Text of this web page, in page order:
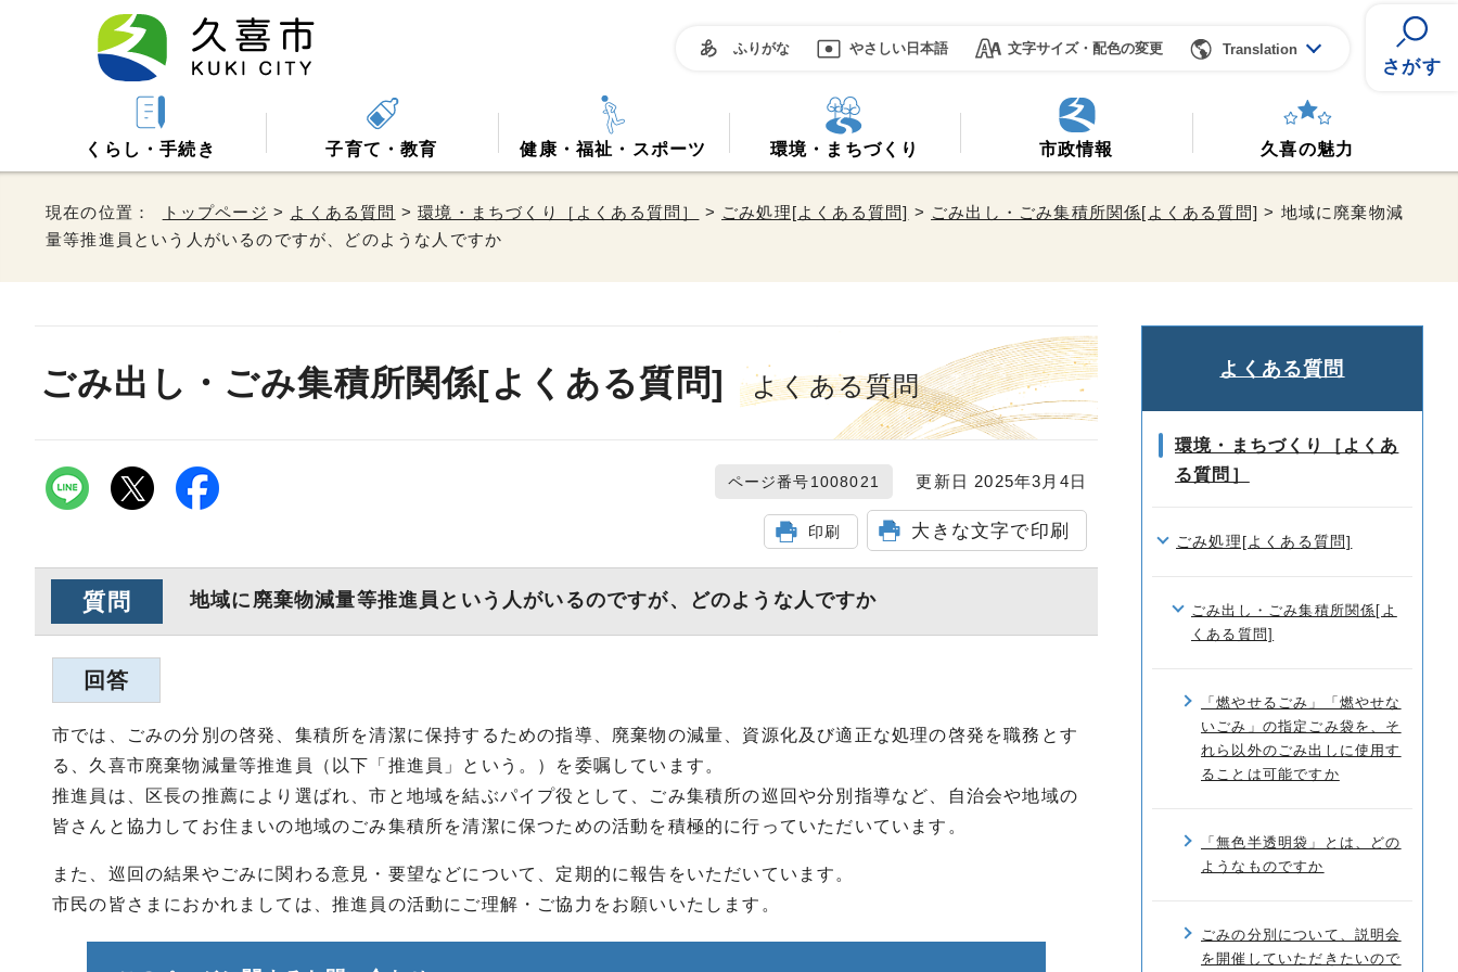
ふりがな やさしい日本語 文字サイズ・配色の変更 Translation
さがす
くらし・手続き 子育て・教育 健康・福祉・スポーツ 環境・まちづくり 市政情報 久喜の魅力
現在の位置： トップページ > よくある質問 >環境・まちづくり［よくある質問］ > ごみ処理[よくある質問] > ごみ出し・ごみ集積所関係[よくある質問] > 地域に廃棄物減
量等推進員という人がいるのですが、どのような人ですか
ごみ出し・ごみ集積所関係[よくある質問] よくある質問
ページ番号1008021 更新日 2025年3月4日
印刷 大きな文字で印刷
質問 地域に廃棄物減量等推進員という人がいるのですが、どのような人ですか
回答
市では、ごみの分別の啓発、集積所を清潔に保持するための指導、廃棄物の減量、資源化及び適正な処理の啓発を職務とす
る、久喜市廃棄物減量等推進員（以下「推進員」という。）を委嘱しています。
推進員は、区長の推薦により選ばれ、市と地域を結ぶパイプ役として、ごみ集積所の巡回や分別指導など、自治会や地域の
皆さんと協力してお住まいの地域のごみ集積所を清潔に保つための活動を積極的に行っていただいています。
また、巡回の結果やごみに関わる意見・要望などについて、定期的に報告をいただいています。
市民の皆さまにおかれましては、推進員の活動にご理解・ご協力をお願いいたします。
よくある質問
環境・まちづくり［よくあ
る質問］
ごみ処理[よくある質問]
ごみ出し・ごみ集積所関係[よ
くある質問]
「燃やせるごみ」「燃やせな
いごみ」の指定ごみ袋を、そ
れら以外のごみ出しに使用す
ることは可能ですか
「無色半透明袋」とは、どの
ようなものですか
ごみの分別について、説明会
を開催していただきたいので